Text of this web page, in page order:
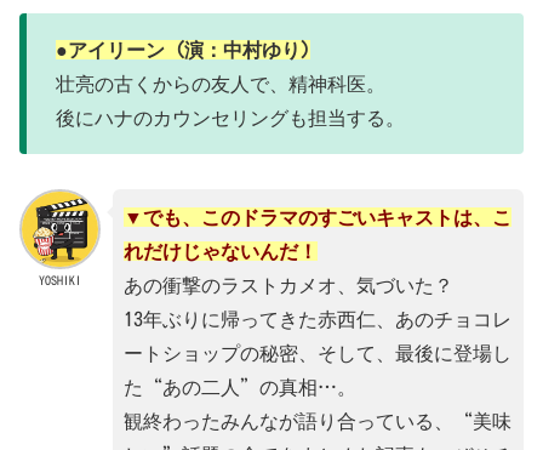
●アイリーン (演：中村ゆり)
壮亮の古くからの友人で、精神科医。
後にハナのカウンセリングも担当する。
YOSHIKI
▼でも、このドラマのすごいキャストは、こ
れだけじゃないんだ！
あの衝撃のラストカメオ、気づいた？
13年ぶりに帰ってきた赤西仁、あのチョコレ
ートショップの秘密、そして、最後に登場し
た“あの二人”の真相…。
観終わったみんなが語り合っている、“美味